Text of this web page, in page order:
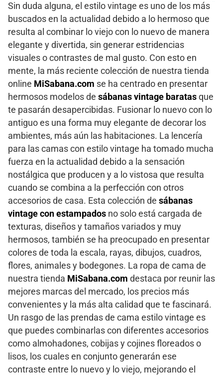
Sin duda alguna, el estilo vintage es uno de los más
buscados en la actualidad debido a lo hermoso que
resulta al combinar lo viejo con lo nuevo de manera
elegante y divertida, sin generar estridencias
visuales o contrastes de mal gusto. Con esto en
mente, la más reciente colección de nuestra tienda
online MiSabana.com se ha centrado en presentar
hermosos modelos de sábanas vintage baratas que
te pasarán desapercibidas. Fusionar lo nuevo con lo
antiguo es una forma muy elegante de decorar los
ambientes, más aún las habitaciones. La lencería
para las camas con estilo vintage ha tomado mucha
fuerza en la actualidad debido a la sensación
nostálgica que producen y a lo vistosa que resulta
cuando se combina a la perfección con otros
accesorios de casa. Esta colección de sábanas
vintage con estampados no solo está cargada de
texturas, diseños y tamaños variados y muy
hermosos, también se ha preocupado en presentar
colores de toda la escala, rayas, dibujos, cuadros,
flores, animales y bodegones. La ropa de cama de
nuestra tienda MiSabana.com destaca por reunir las
mejores marcas del mercado, los precios más
convenientes y la más alta calidad que te fascinará.
Un rasgo de las prendas de cama estilo vintage es
que puedes combinarlas con diferentes accesorios
como almohadones, cobijas y cojines floreados o
lisos, los cuales en conjunto generarán ese
contraste entre lo nuevo y lo viejo, mejorando el